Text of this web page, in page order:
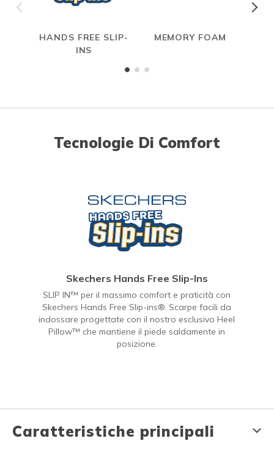
HANDS FREE SLIP-
INS
MEMORY FOAM
Tecnologie Di Comfort
Skechers Hands Free Slip-Ins
SLIP IN™ per il massimo comfort e praticità con
Skechers Hands Free Slip-ins®. Scarpe facili da
indossare progettate con il nostro esclusivo Heel
Pillow™ che mantiene il piede saldamente in
posizione.
Caratteristiche principali